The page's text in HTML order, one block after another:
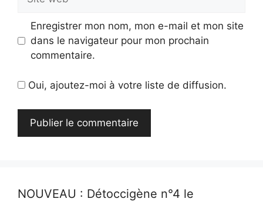
web
Enregistrer mon nom, mon e-mail et mon site
dans le navigateur pour mon prochain
commentaire.
Oui, ajoutez-moi à votre liste de diffusion.
NOUVEAU : Détoccigène n°4 le